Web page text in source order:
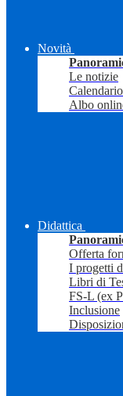
Novità
Le notizie
Albo
Didattica
Offerta
I progetti
Libri di
FS-L (ex
Inclusione